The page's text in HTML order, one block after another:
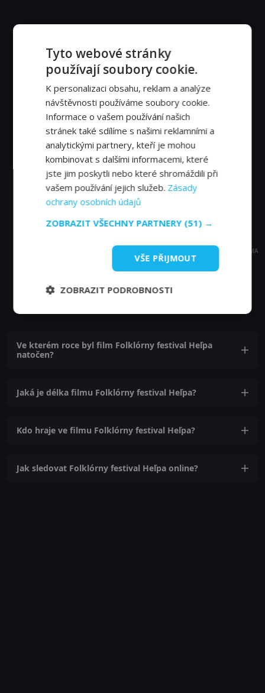
REKLAMA
Ve kterém roce byl film Folklórny festival Heľpa
natočen?
Jaká je délka filmu Folklórny festival Heľpa?
Kdo hraje ve filmu Folklórny festival Heľpa?
Jak sledovat Folklórny festival Heľpa online?
Tyto webové stránky
používají soubory cookie.
K personalizaci obsahu, reklam a analýze
návštěvnosti používáme soubory cookie.
Informace o vašem používání našich
stránek také sdílíme s našimi reklamními a
analytickými partnery, kteří je mohou
kombinovat s dalšími informacemi, které
jste jim poskytli nebo které shromáždili při
vašem používání jejich služeb. Zásady
ochrany osobních údajů
ZOBRAZIT VŠECHNY PARTNERY (51) →
VŠE PŘIJMOUT
ZOBRAZIT PODROBNOSTI